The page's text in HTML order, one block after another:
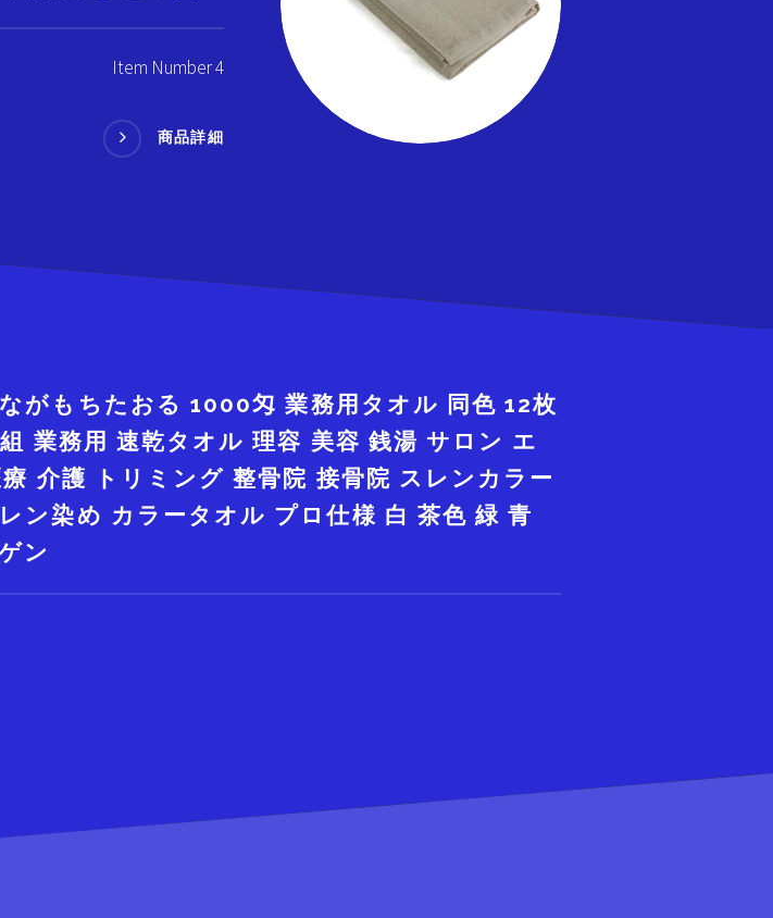
Item Number 4
商品詳細
がもちたおる 1000匁 業務用タオル 同色 12枚
業務用 速乾タオル 理容 美容 銭湯 サロン エ
介護 トリミング 整骨院 接骨院 スレンカラー
ン染め カラータオル プロ仕様 白 茶色 緑 青
ン